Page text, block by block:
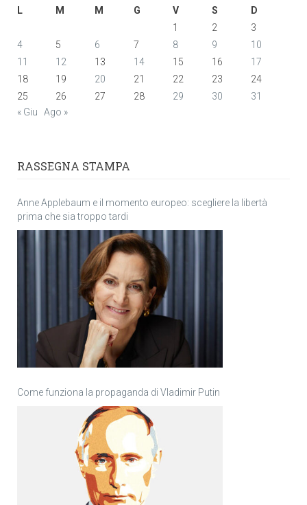
L
M M G V S
D
1
2
3
4
5 6 7 8 9
10
11
12 13 14 15 16
17
18
19 20 21 22 23
24
25
26 27 28 29 30
31
« Giu
Ago »
RASSEGNA STAMPA
Anne Applebaum e il momento europeo: scegliere la libertà
prima che sia troppo tardi
Come funziona la propaganda di Vladimir Putin